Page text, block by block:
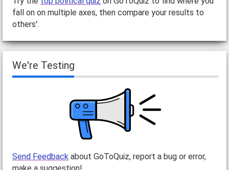
fall on on multiple axes, then compare your results to
others'.
We're Testing
Send Feedbackabout GoToQuiz, report a bug or error,